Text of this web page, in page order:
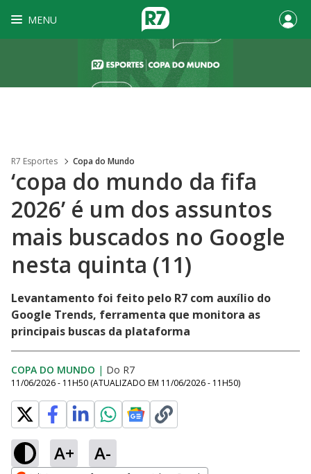
MENU
R7 Esportes Copa do Mundo
‘copa do mundo da fifa
2026’ é um dos assuntos
mais buscados no Google
nesta quinta (11)
Levantamento foi feito pelo R7 com auxílio do
Google Trends, ferramenta que monitora as
principais buscas da plataforma
COPA DO MUNDO | Do R7
11/06/2026 - 11H50 (ATUALIZADO EM 11/06/2026 - 11H50)
A+ A-